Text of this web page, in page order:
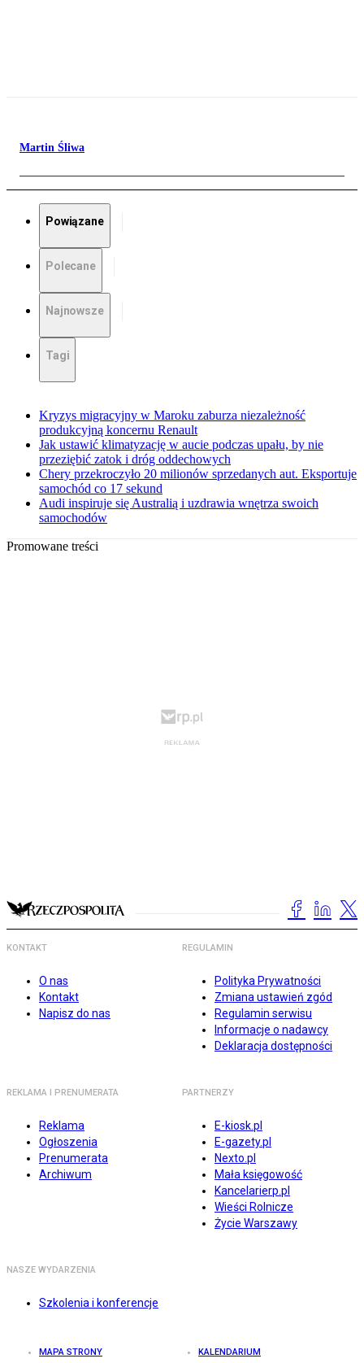
Martin Śliwa
Powiązane
Polecane
Najnowsze
Tagi
Kryzys migracyjny w Maroku zaburza niezależność
produkcyjną koncernu Renault
Jak ustawić klimatyzację w aucie podczas upału, by nie
przeziębić zatok i dróg oddechowych
Chery przekroczyło 20 milionów sprzedanych aut. Eksportuje
samochód co 17 sekund
Audi inspiruje się Australią i uzdrawia wnętrza swoich
samochodów
Promowane treści
KONTAKT
O nas
Kontakt
Napisz do nas
REGULAMIN
Polityka Prywatności
Zmiana ustawień zgód
Regulamin serwisu
Informacje o nadawcy
Deklaracja dostępności
REKLAMA I PRENUMERATA
Reklama
Ogłoszenia
Prenumerata
Archiwum
PARTNERZY
E-kiosk.pl
E-gazety.pl
Nexto.pl
Mała księgowość
Kancelarierp.pl
Wieści Rolnicze
Życie Warszawy
NASZE WYDARZENIA
Szkolenia i konferencje
MAPA STRONY KALENDARIUM